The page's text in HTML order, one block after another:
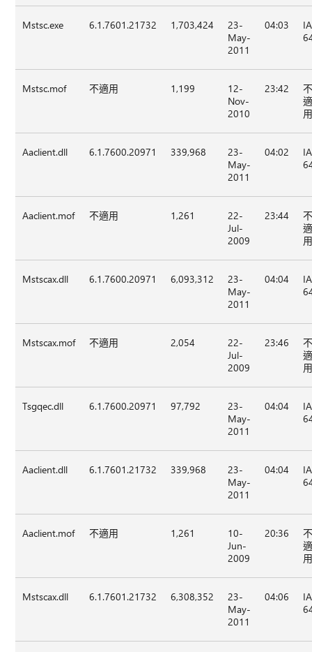
Mstsc.exe 6.1.7601.21732 1,703,424
23-
May-
2011
04:03
Mstsc.mof 不適用 1,199
12-
Nov-
2010
23:42
Aaclient.dll 6.1.7600.20971 339,968
23-
May-
2011
04:02
Aaclient.mof 不適用 1,261
22-
Jul-
2009
23:44
Mstscax.dll 6.1.7600.20971 6,093,312
23-
May-
2011
04:04
Mstscax.mof 不適用 2,054
22-
Jul-
2009
23:46
Tsgqec.dll 6.1.7600.20971 97,792
23-
May-
2011
04:04
Aaclient.dll 6.1.7601.21732 339,968
23-
May-
2011
04:04
Aaclient.mof 不適用 1,261
10-
Jun-
2009
20:36
Mstscax.dll 6.1.7601.21732 6,308,352
23-
May-
2011
04:06